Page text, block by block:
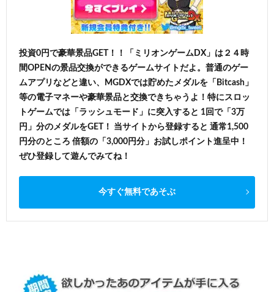
投資0円で豪華景品GET！！「ミリオンゲームDX」は２４時
間OPENの景品交換ができるゲームサイトだよ。普通のゲー
ムアプリなどと違い、MGDXでは貯めたメダルを「Bitcash」
等の電子マネーや豪華景品と交換できちゃうよ！特にスロッ
トゲームでは「ラッシュモード」に突入すると 1回で「3万
円」分のメダルをGET！ 当サイトから登録すると 通常1,500
円分のところ 倍額の「3,000円分」お試しポイント進呈中！
ぜひ登録して遊んでみてね！
今すぐ無料であそぶ